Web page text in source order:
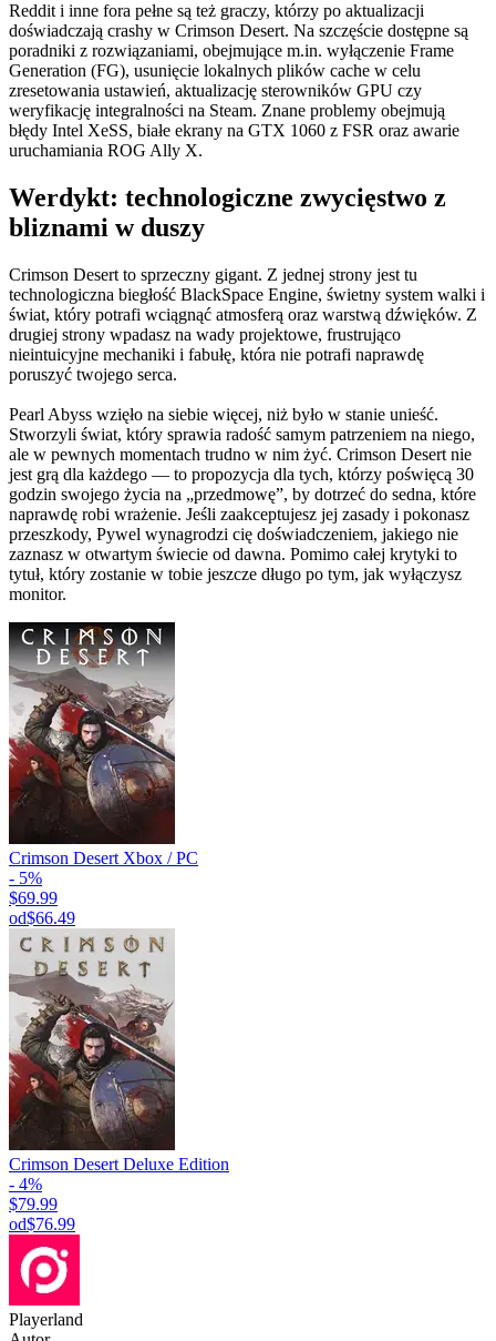
Reddit i inne fora pełne są też graczy, którzy po aktualizacji
doświadczają crashy w Crimson Desert. Na szczęście dostępne są
poradniki z rozwiązaniami, obejmujące m.in. wyłączenie Frame
Generation (FG), usunięcie lokalnych plików cache w celu
zresetowania ustawień, aktualizację sterowników GPU czy
weryfikację integralności na Steam. Znane problemy obejmują
błędy Intel XeSS, białe ekrany na GTX 1060 z FSR oraz awarie
uruchamiania ROG Ally X.
Werdykt: technologiczne zwycięstwo z
bliznami w duszy
Crimson Desert to sprzeczny gigant. Z jednej strony jest tu
technologiczna biegłość BlackSpace Engine, świetny system walki i
świat, który potrafi wciągnąć atmosferą oraz warstwą dźwięków. Z
drugiej strony wpadasz na wady projektowe, frustrująco
nieintuicyjne mechaniki i fabułę, która nie potrafi naprawdę
poruszyć twojego serca.
Pearl Abyss wzięło na siebie więcej, niż było w stanie unieść.
Stworzyli świat, który sprawia radość samym patrzeniem na niego,
ale w pewnych momentach trudno w nim żyć. Crimson Desert nie
jest grą dla każdego — to propozycja dla tych, którzy poświęcą 30
godzin swojego życia na „przedmowę”, by dotrzeć do sedna, które
naprawdę robi wrażenie. Jeśli zaakceptujesz jej zasady i pokonasz
przeszkody, Pywel wynagrodzi cię doświadczeniem, jakiego nie
zaznasz w otwartym świecie od dawna. Pomimo całej krytyki to
tytuł, który zostanie w tobie jeszcze długo po tym, jak wyłączysz
monitor.
Crimson Desert Xbox / PC
- 5%
$69.99
od$66.49
Crimson Desert Deluxe Edition
- 4%
$79.99
od$76.99
Playerland